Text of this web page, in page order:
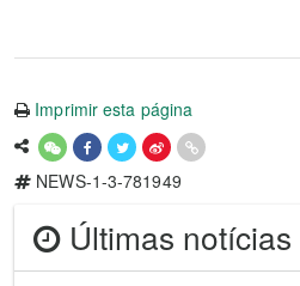
Imprimir esta página
NEWS-1-3-781949
Últimas notícias